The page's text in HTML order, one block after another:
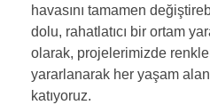
havasını tamamen
dolu, rahatlatıcı bir ortam
olarak, projelerimizde
yararlanarak her yaşam
katıyoruz.